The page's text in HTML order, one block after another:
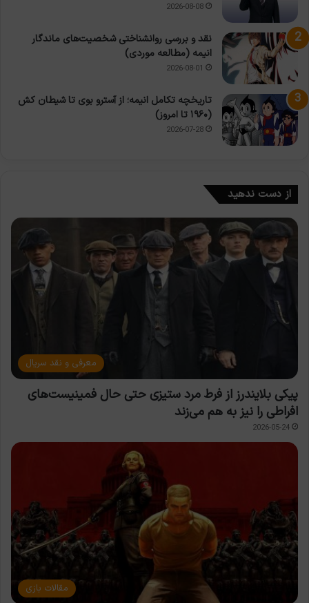
2026-08-08
نقد و بررسی روانشناختی شخصیت‌های ماندگار
انیمه (مطالعه موردی)
2026-08-01
تاریخچه تکامل انیمه؛ از آسترو بوی تا شیطان کش
(۱۹۶۰ تا امروز)
2026-07-28
از دست ندهید
معرفی و نقد سریال
پیکی بلایندرز از فرط مرد ستیزی حتی حال فمینیست‌های
افراطی را نیز به هم می‌زند
2026-05-24
مقالات بازی